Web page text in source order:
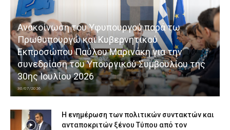
Ανακοίνωση του Υφυπουργού παρά τω
Πρωθυπουργώ και Κυβερνητικού
Εκπροσώπου Παύλου Μαρινάκη για την
συνεδρίαση του Υπουργικού Συμβουλίου της
30ης Ιουλίου 2026
30/07/2026
Η ενημέρωση των πολιτικών συντακτών και
ανταποκριτών ξένου Τύπου από τον